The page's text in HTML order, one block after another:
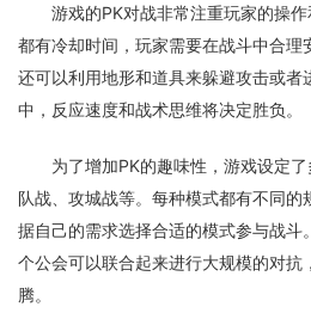
游戏的PK对战非常注重玩家的操
都有冷却时间，玩家需要在战斗中合理
还可以利用地形和道具来躲避攻击或者
中，反应速度和战术思维将决定胜负。
为了增加PK的趣味性，游戏设定
队战、攻城战等。每种模式都有不同的
据自己的需求选择合适的模式参与战斗
个公会可以联合起来进行大规模的对抗
腾。